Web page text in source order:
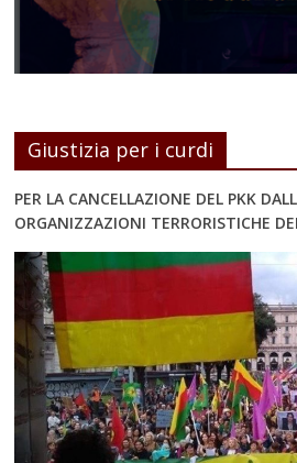
Giustizia per i curdi
PER LA CANCELLAZIONE DEL PKK
ORGANIZZAZIONI TERRORISTICHE